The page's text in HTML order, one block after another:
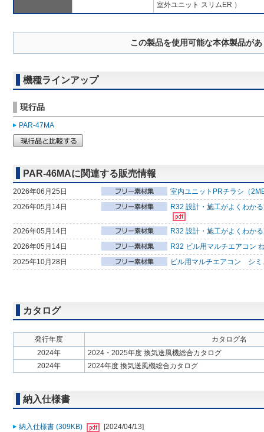
室外ユニット スリムER ）
この製品を使用可能な本体製品が
機種ラインアップ
現行品
PAR-47MA
PAR-46MAに関連する販売情報
2026年06月25日
室内ユニットPRチラシ（
2026年05月14日
R32 設計・施工がよくわか
2026年05月14日
R32 設計・施工がよくわか
2026年05月14日
R32 ビル用マルチエアコン
2025年10月28日
ビル用マルチエアコン シミ
カタログ
発行年度
カタログ名
2024年
2024・2025年度 換気送風機総合カタログ
2024年
2024年度 換気送風機総合カタログ
納入仕様書
納入仕様書 (309KB) [2024/04/13]